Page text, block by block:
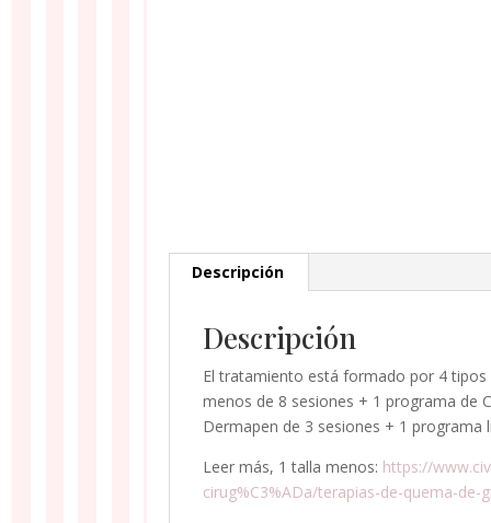
Descripción
Descripción
El tratamiento está formado por 4
menos de 8 sesiones + 1 programa de
Dermapen de 3 sesiones + 1 programa
Leer más, 1 talla menos: https://
cirug%C3%ADa/terapias-de-quema-